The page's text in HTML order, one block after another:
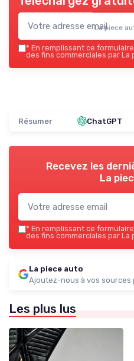
La piece
* En remplissant ce
des fins commerciales par La
Résumer ChatGPT
Recevez les
La
* En remplissant ce
des fins commerciales par La
La piece auto
Ajoutez-nous à vos sources
Les plus lus